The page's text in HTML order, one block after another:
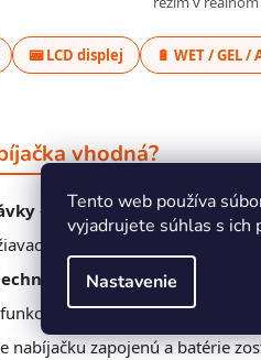
Tento web používa
vyjadrujete súhlas s ich
Nastavenie
📟 LCD displej 🔋 WET / GEL /
vhodná?
– nabíjanie aj cez noc bez
nabíjanie v zimnej sezóne
– podpora 24 V pre
desulfatácie predĺži
nabíjačku zapojenú a batérie